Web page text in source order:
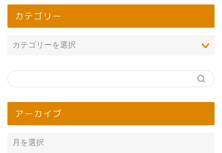
カテゴリー
アーカイブ